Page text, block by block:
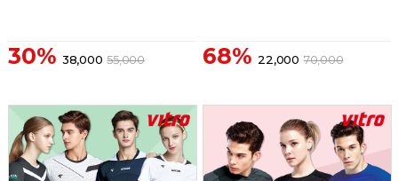
30% 38,000 55,000 68% 22,000 70,000